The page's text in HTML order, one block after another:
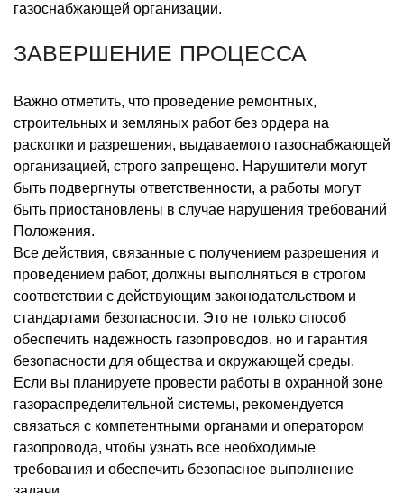
газоснабжающей организации.
ЗАВЕРШЕНИЕ ПРОЦЕССА
Важно отметить, что проведение ремонтных,
строительных и земляных работ без ордера на
раскопки и разрешения, выдаваемого газоснабжающей
организацией, строго запрещено. Нарушители могут
быть подвергнуты ответственности, а работы могут
быть приостановлены в случае нарушения требований
Положения.
Все действия, связанные с получением разрешения и
проведением работ, должны выполняться в строгом
соответствии с действующим законодательством и
стандартами безопасности. Это не только способ
обеспечить надежность газопроводов, но и гарантия
безопасности для общества и окружающей среды.
Если вы планируете провести работы в охранной зоне
газораспределительной системы, рекомендуется
связаться с компетентными органами и оператором
газопровода, чтобы узнать все необходимые
требования и обеспечить безопасное выполнение